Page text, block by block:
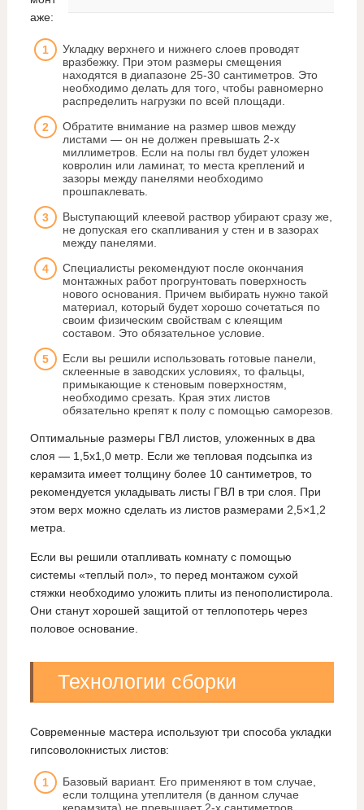
аже:
Укладку верхнего и нижнего слоев проводят
вразбежку. При этом размеры смещения
находятся в диапазоне 25-30 сантиметров. Это
необходимо делать для того, чтобы равномерно
распределить нагрузки по всей площади.
Обратите внимание на размер швов между
листами — он не должен превышать 2-х
миллиметров. Если на полы гвл будет уложен
ковролин или ламинат, то места креплений и
зазоры между панелями необходимо
прошпаклевать.
Выступающий клеевой раствор убирают сразу же,
не допуская его скапливания у стен и в зазорах
между панелями.
Специалисты рекомендуют после окончания
монтажных работ прогрунтовать поверхность
нового основания. Причем выбирать нужно такой
материал, который будет хорошо сочетаться по
своим физическим свойствам с клеящим
составом. Это обязательное условие.
Если вы решили использовать готовые панели,
склеенные в заводских условиях, то фальцы,
примыкающие к стеновым поверхностям,
необходимо срезать. Края этих листов
обязательно крепят к полу с помощью саморезов.
Оптимальные размеры ГВЛ листов, уложенных в два
слоя — 1,5х1,0 метр. Если же тепловая подсыпка из
керамзита имеет толщину более 10 сантиметров, то
рекомендуется укладывать листы ГВЛ в три слоя. При
этом верх можно сделать из листов размерами 2,5×1,2
метра.
Если вы решили отапливать комнату с помощью
системы «теплый пол», то перед монтажом сухой
стяжки необходимо уложить плиты из пенополистирола.
Они станут хорошей защитой от теплопотерь через
половое основание.
Технологии сборки
Современные мастера используют три способа укладки
гипсоволокнистых листов:
Базовый вариант. Его применяют в том случае,
если толщина утеплителя (в данном случае
керамзита) не превышает 2-х сантиметров,